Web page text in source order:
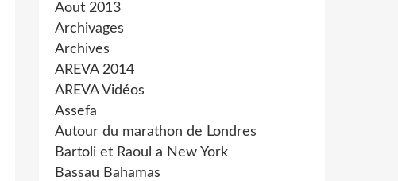
Aout 2013
Archivages
Archives
AREVA 2014
AREVA Vidéos
Assefa
Autour du marathon de Londres
Bartoli et Raoul a New York
Bassau Bahamas